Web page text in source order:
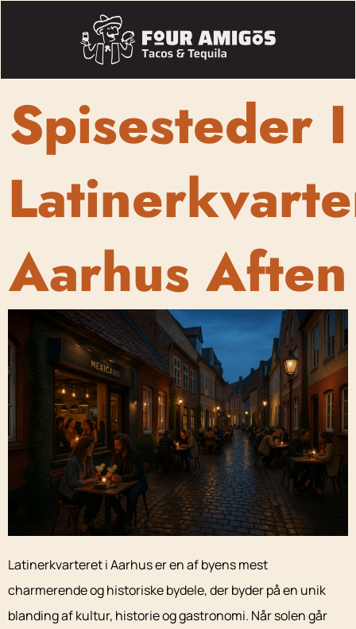
Spisesteder I
Aarhus Aften
Latinerkvarteret i Aarhus er en af byens mest
charmerende og historiske bydele, der byder på en unik
blanding af kultur, historie og gastronomi. Når solen går